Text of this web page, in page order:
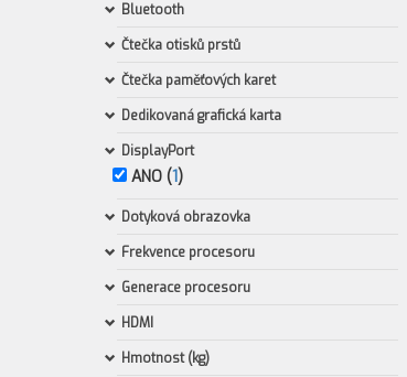
Bluetooth
Čtečka otisků prstů
Čtečka paměťových karet
Dedikovaná grafická karta
DisplayPort
ANO (1)
Dotyková obrazovka
Frekvence procesoru
Generace procesoru
HDMI
Hmotnost (kg)